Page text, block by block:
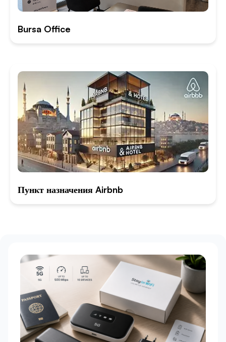
Bursa Office
Пункт назначения Airbnb